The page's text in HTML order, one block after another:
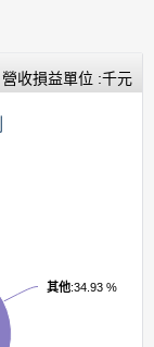
營收損益單位 :千元
其他:34.93 %